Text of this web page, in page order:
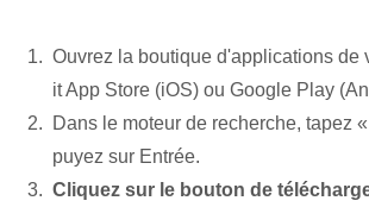
Ouvrez la boutique d'applications de
it⁢ App Store​ (iOS) ou Google Play
Dans le moteur de recherche, tapez
puyez sur Entrée.
Cliquez sur le bouton de